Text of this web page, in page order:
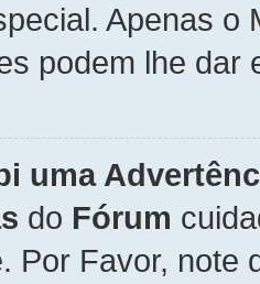
Apenas o
podem lhe
uma
do Fórum
Por Favor, note